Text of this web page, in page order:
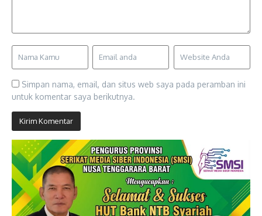
Simpan nama, email, dan situs web saya pada peramban ini
untuk komentar saya berikutnya.